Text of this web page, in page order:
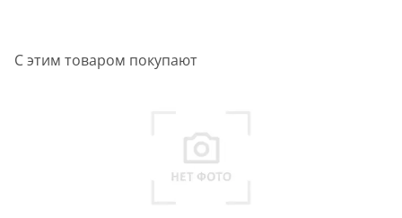
С этим товаром покупают